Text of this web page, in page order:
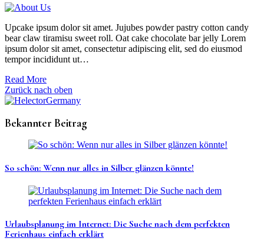
Upcake ipsum dolor sit amet. Jujubes powder pastry cotton candy
bear claw tiramisu sweet roll. Oat cake chocolate bar jelly Lorem
ipsum dolor sit amet, consectetur adipiscing elit, sed do eiusmod
tempor incididunt ut…
Read More
Zurück nach oben
Bekannter Beitrag
So schön: Wenn nur alles in Silber glänzen könnte!
Urlaubsplanung im Internet: Die Suche nach dem perfekten
Ferienhaus einfach erklärt